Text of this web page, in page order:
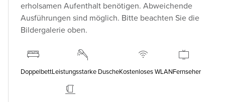
erholsamen Aufenthalt benötigen. Abweichende
Ausführungen sind möglich. Bitte beachten Sie die
Bildergalerie oben.
DoppelbettLeistungsstarke DuscheKostenloses WLANFernseher